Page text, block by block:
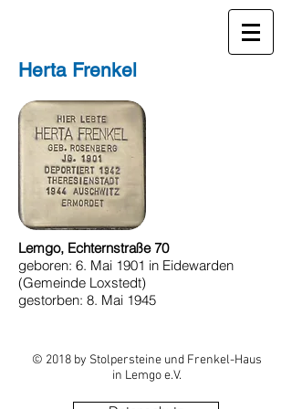
Herta Frenkel
Lemgo, Echternstraße 70
geboren: 6. Mai 1901 in Eidewarden
(Gemeinde Loxstedt)
gestorben: 8. Mai 1945
© 2018 by Stolpersteine und Frenkel-Haus
in Lemgo e.V.